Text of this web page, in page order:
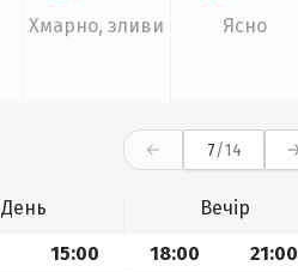
Хмарно, зливи Ясно
7/14
День
Вечір
15:00 18:00 21:00